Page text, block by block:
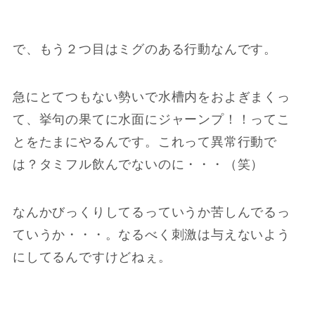
で、もう２つ目はミグのある行動なんです。
急にとてつもない勢いで水槽内をおよぎまくっ
て、挙句の果てに水面にジャーンプ！！ってこ
とをたまにやるんです。これって異常行動で
は？タミフル飲んでないのに・・・（笑）
なんかびっくりしてるっていうか苦しんでるっ
ていうか・・・。なるべく刺激は与えないよう
にしてるんですけどねぇ。